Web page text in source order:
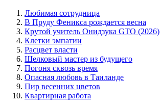
Любимая сотрудница
В Пруду Феникса рождается весна
Крутой учитель Онидзука GTO (2026)
Клетки эмпатии
Расцвет власти
Шелковый мастер из будущего
Погоня сквозь время
Опасная любовь в Таиланде
Пир весенних цветов
Квартирная работа